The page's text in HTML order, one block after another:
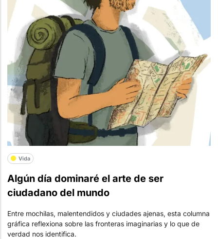
Vida
Algún día dominaré el arte de ser
ciudadano del mundo
Entre mochilas, malentendidos y ciudades ajenas, esta columna
gráfica reflexiona sobre las fronteras imaginarias y lo que de
verdad nos identifica.